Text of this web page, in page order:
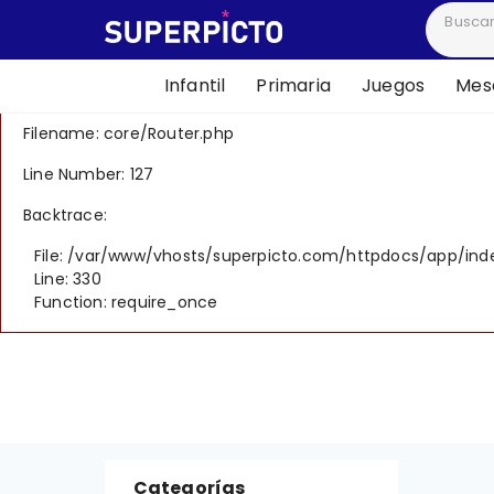
A PHP Error was encountered
Message: Creation of dynamic property CI_Router::$uri is
Filename: core/Router.php
Line Number: 127
Backtrace:
File: /var/www/vhosts/superpicto.com/httpdocs/app/
Line: 330
Function: require_once
Infantil Primaria Juegos
Categorías